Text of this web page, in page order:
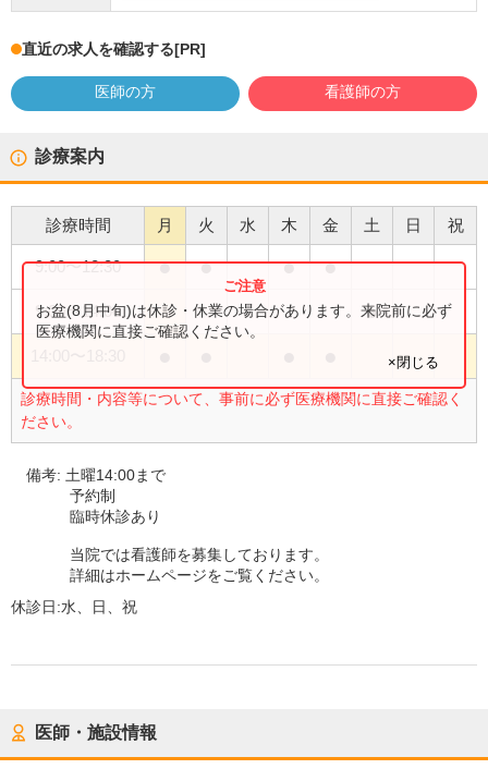
直近の求人を確認する[PR]
医師の方 看護師の方
診療案内
診療時間 月 火 水 木 金 土 日 祝
9:00〜12:30 ● ● ● ●
9:00〜14:00 ●
診療時間・内容等について、事前に必ず医療機関に直接ご確認く
ださい。
お盆(8月中旬)は休診・休業の場合があります。来院前に必ず
医療機関に直接ご確認ください。
×閉じる
備考: 土曜14:00まで
予約制
臨時休診あり
当院では看護師を募集しております。
詳細はホームページをご覧ください。
休診日:水、日、祝
医師・施設情報